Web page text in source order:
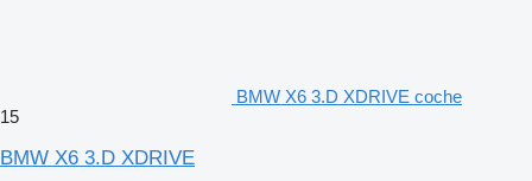
BMW X6 3.D XDRIVE coche
15
BMW X6 3.D XDRIVE